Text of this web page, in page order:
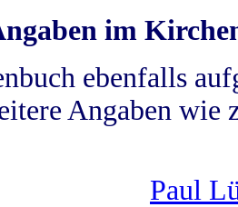
im
ebenfalls
Angaben wie
Paul